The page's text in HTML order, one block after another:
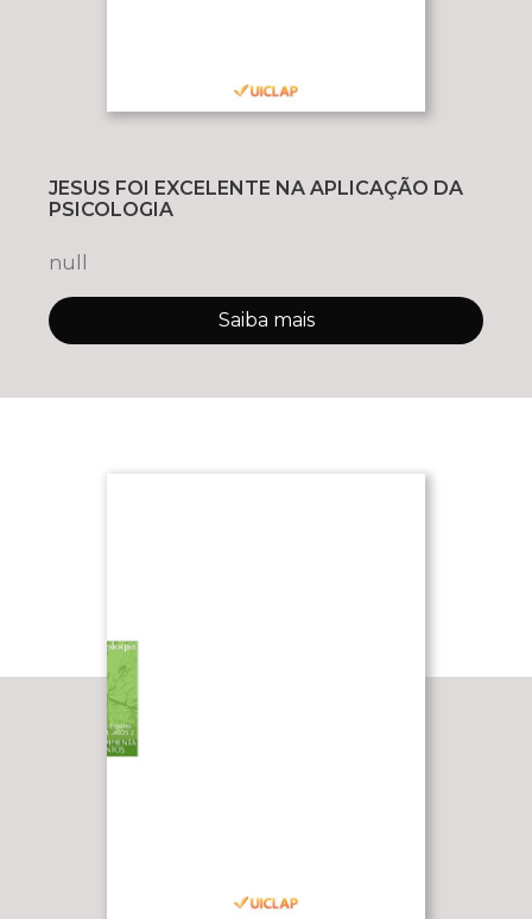
JESUS FOI EXCELENTE NA APLICAÇÃO DA
PSICOLOGIA
null
Saiba mais